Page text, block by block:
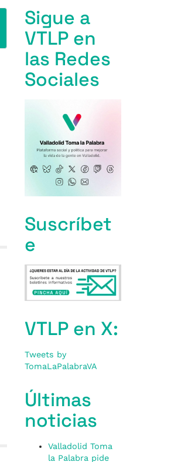
Sigue a
VTLP en
las Redes
Sociales
Suscríbet
e
VTLP en X:
Tweets by
TomaLaPalabraVA
Últimas
noticias
Valladolid Toma
la Palabra pide